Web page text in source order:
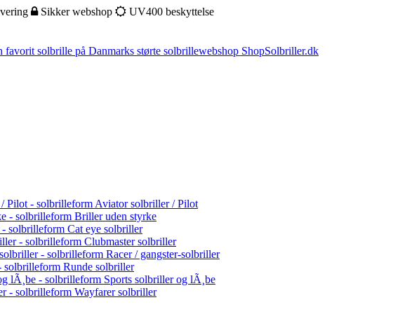
Sikker webshop UV400 beskyttelse
Aviator solbriller / Pilot
Briller uden styrke
Cat eye solbriller
Clubmaster solbriller
Racer / gangster-solbriller
Runde solbriller
Sports solbriller og lÃ¸be
Wayfarer solbriller